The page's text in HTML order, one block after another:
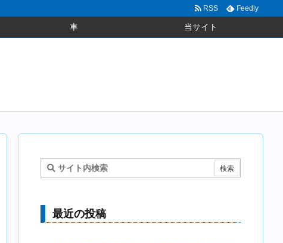
車 当サイト
RSS Feedly
最近の投稿